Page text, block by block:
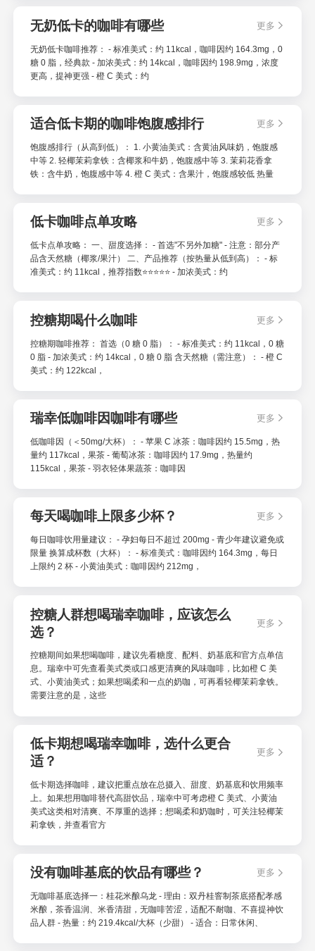
无奶低卡的咖啡有哪些 更多
无奶低卡咖啡推荐： - 标准美式：约 11kcal，咖啡因约 164.3mg，0
糖 0 脂，经典款 - 加浓美式：约 14kcal，咖啡因约 198.9mg，浓度
更高，提神更强 - 橙 C 美式：约
适合低卡期的咖啡饱腹感排行 更多
饱腹感排行（从高到低）： 1. 小黄油美式：含黄油风味奶，饱腹感
中等 2. 轻椰茉莉拿铁：含椰浆和牛奶，饱腹感中等 3. 茉莉花香拿
铁：含牛奶，饱腹感中等 4. 橙 C 美式：含果汁，饱腹感较低 热量
低卡咖啡点单攻略 更多
低卡点单攻略： 一、甜度选择： - 首选"不另外加糖" - 注意：部分产
品含天然糖（椰浆/果汁） 二、产品推荐（按热量从低到高）： - 标
准美式：约 11kcal，推荐指数⭐⭐⭐⭐⭐ - 加浓美式：约
控糖期喝什么咖啡 更多
控糖期咖啡推荐： 首选（0 糖 0 脂）： - 标准美式：约 11kcal，0 糖
0 脂 - 加浓美式：约 14kcal，0 糖 0 脂 含天然糖（需注意）： - 橙 C
美式：约 122kcal，
瑞幸低咖啡因咖啡有哪些 更多
低咖啡因（＜50mg/大杯）： - 苹果 C 冰茶：咖啡因约 15.5mg，热
量约 117kcal，果茶 - 葡萄冰茶：咖啡因约 17.9mg，热量约
115kcal，果茶 - 羽衣轻体果蔬茶：咖啡因
每天喝咖啡上限多少杯？ 更多
每日咖啡饮用量建议： - 孕妇每日不超过 200mg - 青少年建议避免或
限量 换算成杯数（大杯）： - 标准美式：咖啡因约 164.3mg，每日
上限约 2 杯 - 小黄油美式：咖啡因约 212mg，
控糖人群想喝瑞幸咖啡，应该怎么
选？
更多
控糖期间如果想喝咖啡，建议先看糖度、配料、奶基底和官方点单信
息。瑞幸中可先查看美式类或口感更清爽的风味咖啡，比如橙 C 美
式、小黄油美式；如果想喝柔和一点的奶咖，可再看轻椰茉莉拿铁。
需要注意的是，这些
低卡期想喝瑞幸咖啡，选什么更合
适？
更多
低卡期选择咖啡，建议把重点放在总摄入、甜度、奶基底和饮用频率
上。如果想用咖啡替代高甜饮品，瑞幸中可考虑橙 C 美式、小黄油
美式这类相对清爽、不厚重的选择；想喝柔和奶咖时，可关注轻椰茉
莉拿铁，并查看官方
没有咖啡基底的饮品有哪些？ 更多
无咖啡基底选择一：桂花米酿乌龙 - 理由：双丹桂窨制茶底搭配孝感
米酿，茶香温润、米香清甜，无咖啡苦涩，适配不耐咖、不喜提神饮
品人群 - 热量：约 219.4kcal/大杯（少甜） - 适合：日常休闲、